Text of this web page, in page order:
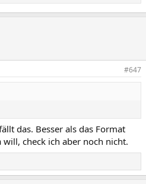
#647
das. Besser als das Format
check ich aber noch nicht.